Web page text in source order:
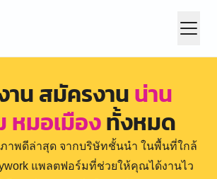
าน สมัครงานน่าน
หมอเมืองทั้งหมด
าพดีล่าสุด จากบริษัทชั้นนำ ในพื้นที่ใกล้
แพลตฟอร์มที่ช่วยให้คุณได้งานไว